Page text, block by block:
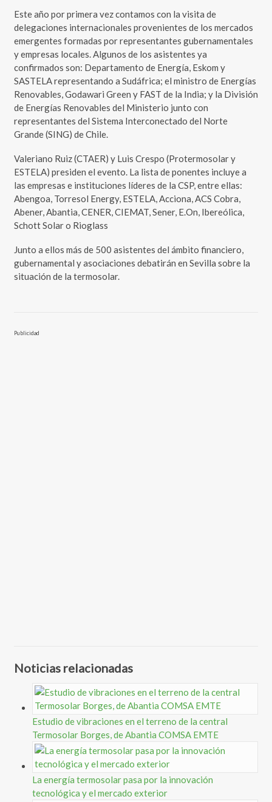
Este año por primera vez contamos con la visita de
delegaciones internacionales provenientes de los mercados
emergentes formadas por representantes gubernamentales
y empresas locales. Algunos de los asistentes ya
confirmados son: Departamento de Energía, Eskom y
SASTELA representando a Sudáfrica; el ministro de Energías
Renovables, Godawari Green y FAST de la India; y la División
de Energías Renovables del Ministerio junto con
representantes del Sistema Interconectado del Norte
Grande (SING) de Chile.
Valeriano Ruiz (CTAER) y Luis Crespo (Protermosolar y
ESTELA) presiden el evento. La lista de ponentes incluye a
las empresas e instituciones líderes de la CSP, entre ellas:
Abengoa, Torresol Energy, ESTELA, Acciona, ACS Cobra,
Abener, Abantia, CENER, CIEMAT, Sener, E.On, Ibereólica,
Schott Solar o Rioglass
Junto a ellos más de 500 asistentes del ámbito financiero,
gubernamental y asociaciones debatirán en Sevilla sobre la
situación de la termosolar.
Publicidad
Noticias relacionadas
Estudio de vibraciones en el terreno de la central
Termosolar Borges, de Abantia COMSA EMTE
La energía termosolar pasa por la innovación
tecnológica y el mercado exterior